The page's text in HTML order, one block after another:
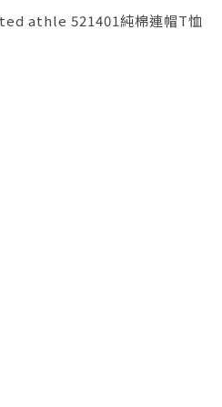
athle 521401純棉連帽T恤